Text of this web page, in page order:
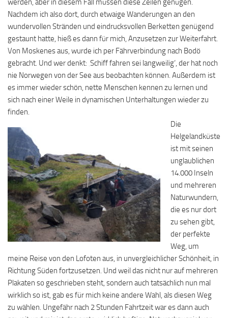
werden, aber in diesem Fall müssen diese Zeilen genügen.
Nachdem ich also dort, durch etwaige Wanderungen an den
wundervollen Stränden und eindrucksvollen Berketten genügend
gestaunt hatte, hieß es dann für mich, Anzusetzen zur Weiterfahrt.
Von Moskenes aus, wurde ich per Fährverbindung nach Bodö
gebracht. Und wer denkt: ‚Schiff fahren sei langweilig‘, der hat noch
nie Norwegen von der See aus beobachten können. Außerdem ist
es immer wieder schön, nette Menschen kennen zu lernen und
sich nach einer Weile in dynamischen Unterhaltungen wieder zu
finden.
Die
Helgelandküste
ist mit seinen
unglaublichen
14.000 Inseln
und mehreren
Naturwundern,
die es nur dort
zu sehen gibt,
der perfekte
Weg, um
meine Reise von den Lofoten aus, in unvergleichlicher Schönheit, in
Richtung Süden fortzusetzen. Und weil das nicht nur auf mehreren
Plakaten so geschrieben steht, sondern auch tatsächlich nun mal
wirklich so ist, gab es für mich keine andere Wahl, als diesen Weg
zu wählen. Ungefähr nach 2 Stunden Fahrtzeit war es dann auch